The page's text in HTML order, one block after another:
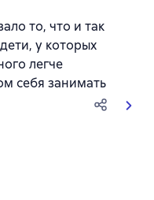
то, что и так
у которых
легче
себя занимать